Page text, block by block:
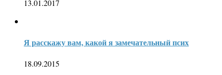
13.01.2017
Я расскажу вам, какой я замечательный псих
18.09.2015